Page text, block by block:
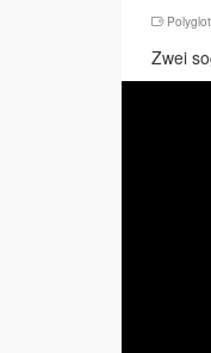
Zwei